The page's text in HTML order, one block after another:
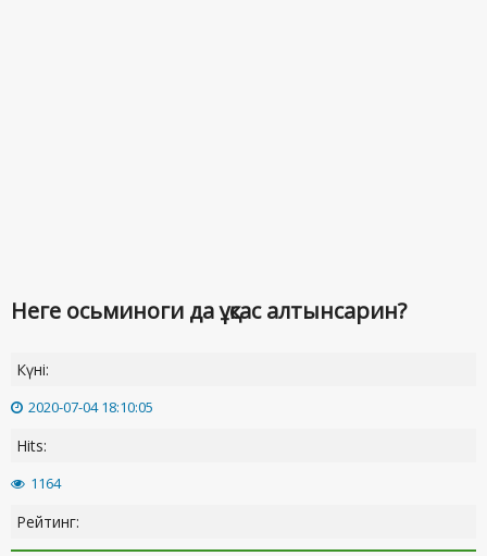
Неге осьминоги да ұқсас алтынсарин?
Күні:
2020-07-04 18:10:05
Hits:
1164
Рейтинг: